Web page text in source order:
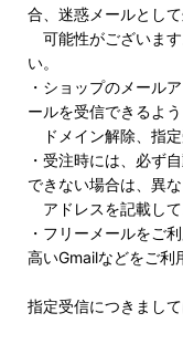
合、迷惑メールとし
可能性がございます
い。
・ショップのメール
ールを受信できるよう
ドメイン解除、指定
・受注時には、必ず
できない場合は、異
アドレスを記載して
・フリーメールをご
高いGmailなどをご利
指定受信につきまし